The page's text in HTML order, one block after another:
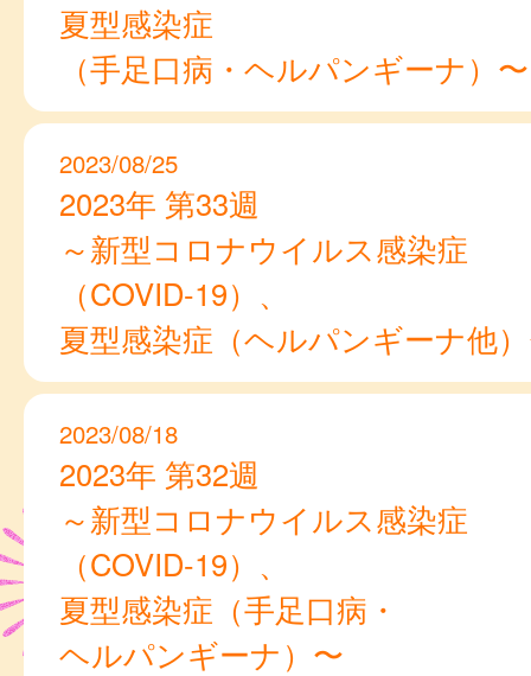
夏型感染症
（手足口病・ヘルパンギーナ）〜
2023/08/25
2023年 第33週
～新型コロナウイルス感染症
（COVID-19）、
夏型感染症（ヘルパンギーナ他
2023/08/18
2023年 第32週
～新型コロナウイルス感染症
（COVID-19）、
夏型感染症（手足口病・
ヘルパンギーナ）〜